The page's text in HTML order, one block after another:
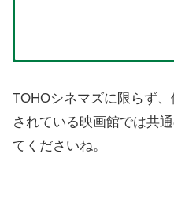
TOHOシネマズに限らず
されている映画館では共
てくださいね。